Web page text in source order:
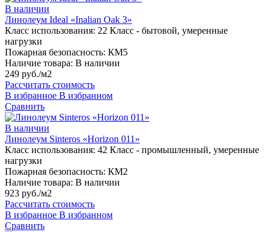
В наличии
Линолеум Ideal «Inalian Oak 3»
Класс использования: 22 Класс - бытовой, умеренные
нагрузки
Пожарная безопасность: КМ5
Наличие товара: В наличии
249 руб./м2
Рассчитать стоимость
В избранное В избранном
Сравнить
В наличии
Линолеум Sinteros «Horizon 011»
Класс использования: 42 Класс - промышленный, умеренные
нагрузки
Пожарная безопасность: КМ2
Наличие товара: В наличии
923 руб./м2
Рассчитать стоимость
В избранное В избранном
Сравнить